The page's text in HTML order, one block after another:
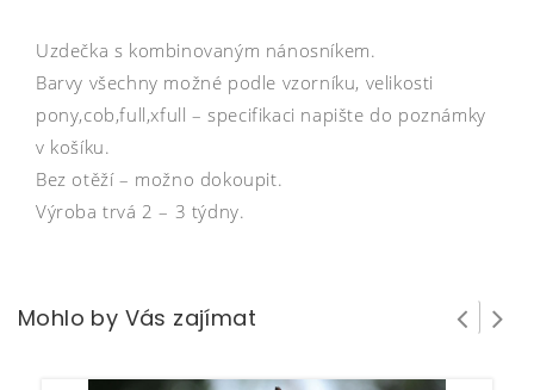
Uzdečka s kombinovaným nánosníkem.
Barvy všechny možné podle vzorníku, velikosti
pony,cob,full,xfull – specifikaci napište do poznámky
v košíku.
Bez otěží – možno dokoupit.
Výroba trvá 2 – 3 týdny.
Mohlo by Vás zajímat